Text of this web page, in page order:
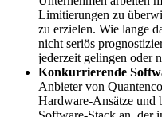
Limitierungen zu
zu erzielen. Wie lange
nicht seriös
jederzeit gelingen oder
Konkurrierende
Anbieter von
Hardware-Ansätze und